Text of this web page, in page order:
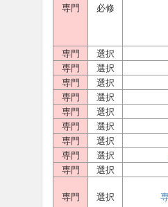
専門 必修
専門 選択
専門
選択
専門
選択
専門
選択
専門
選択
専門
選択
専門
選択
専門
選択
専門
選択
専門 選択